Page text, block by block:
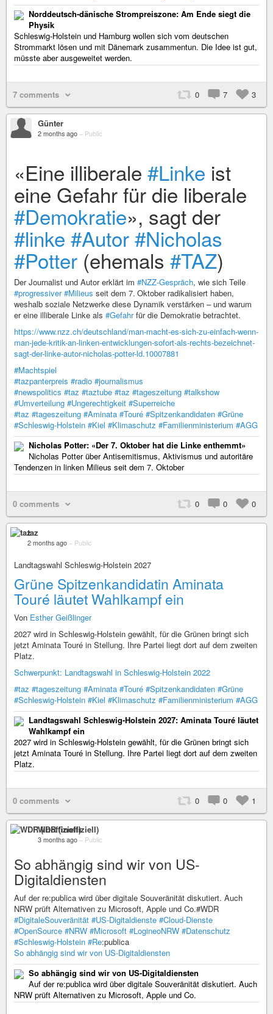
Norddeutsch-dänische Strompreiszone: Am Ende siegt die
Physik
Schleswig-Holstein und Hamburg wollen sich vom deutschen
Strommarkt lösen und mit Dänemark zusammentun. Die Idee ist gut,
müsste aber ausgeweitet werden.
7 comments 0 7 3
Günter
2 months ago – Public
«Eine illiberale #Linke ist
eine Gefahr für die liberale
#Demokratie», sagt der
#linke #Autor#Nicholas
#Potter (ehemals #TAZ)
Der Journalist und Autor erklärt im #NZZ-Gespräch, wie sich Teile
#progressiver #Milieus seit dem 7. Oktober radikalisiert haben,
weshalb soziale Netzwerke diese Dynamik verstärken – und warum
er eine illiberale Linke als #Gefahrfür die Demokratie betrachtet.
https://www.nzz.ch/deutschland/man-macht-es-sich-zu-einfach-wenn-
man-jede-kritik-an-linken-entwicklungen-sofort-als-rechts-bezeichnet-
sagt-der-linke-autor-nicholas-potter-ld.10007881
#Machtspiel
#tazpanterpreis #radio #journalismus
#newspolitics #taz #taztube #taz #tageszeitung #talkshow
#Umverteilung #Ungerechtigkeit #Superreiche
#taz #tageszeitung #Aminata #Touré #Spitzenkandidaten #Grüne
#Schleswig-Holstein #Kiel #Klimaschutz #Familienministerium #AGG
Nicholas Potter: «Der 7. Oktober hat die Linke enthemmt»
Nicholas Potter über Antisemitismus, Aktivismus und autoritäre
Tendenzen in linken Milieus seit dem 7. Oktober
0 comments 0 0 0
taz
2 months ago – Public
Landtagswahl Schleswig-Holstein 2027
Grüne Spitzenkandidatin Aminata
Touré läutet Wahlkampf ein
Von Esther Geißlinger
2027 wird in Schleswig-Holstein gewählt, für die Grünen bringt sich
jetzt Aminata Touré in Stellung. Ihre Partei liegt dort auf dem zweiten
Platz.
Schwerpunkt: Landtagswahl in Schleswig-Holstein 2022
#taz #tageszeitung #Aminata #Touré #Spitzenkandidaten #Grüne
#Schleswig-Holstein #Kiel #Klimaschutz #Familienministerium #AGG
Landtagswahl Schleswig-Holstein 2027: Aminata Touré läutet
Wahlkampf ein
2027 wird in Schleswig-Holstein gewählt, für die Grünen bringt sich
jetzt Aminata Touré in Stellung. Ihre Partei liegt dort auf dem zweiten
Platz.
0 comments 0 0 1
WDR (inoffiziell)
3 months ago – Public
So abhängig sind wir von US-
Digitaldiensten
Auf der re:publica wird über digitale Souveränität diskutiert. Auch
NRW prüft Alternativen zu Microsoft, Apple und Co.#WDR
#DigitaleSouveränität #US-Digitaldienste #Cloud-Dienste
#OpenSource #NRW #Microsoft #LogineoNRW #Datenschutz
#Schleswig-Holstein #Re:publica
So abhängig sind wir von US-Digitaldiensten
So abhängig sind wir von US-Digitaldiensten
Auf der re:publica wird über digitale Souveränität diskutiert. Auch
NRW prüft Alternativen zu Microsoft, Apple und Co.